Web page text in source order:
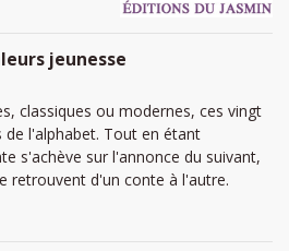
jeunesse
classiques ou modernes, ces vingt
de l'alphabet. Tout en étant
s'achève sur l'annonce du suivant,
retrouvent d'un conte à l'autre.